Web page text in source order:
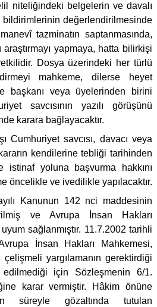
niteliğindeki belgelerin ve davalı
bildirimlerinin değerlendirilmesinde
tazminatın saptanmasında,
yapmaya, hatta bilirkişi
Dosya üzerindeki her türlü
mahkeme, dilerse heyet
başkanı veya üyelerinden birini
savcısının yazılı görüşünü
karara bağlayacaktır.
Cumhuriyet savcısı, davacı veya
kendilerine tebliği tarihinden
yoluna başvurma hakkını
öncelikle ve ivedilikle yapılacaktır.
Kanunun 142 nci maddesinin
ve Avrupa İnsan Hakları
sağlanmıştır. 11.7.2002 tarihli
İnsan Hakları Mahkemesi,
yargılamanın gerektirdiği
için Sözleşmenin 6/1.
karar vermiştir. Hâkim önüne
süreyle gözaltında tutulan